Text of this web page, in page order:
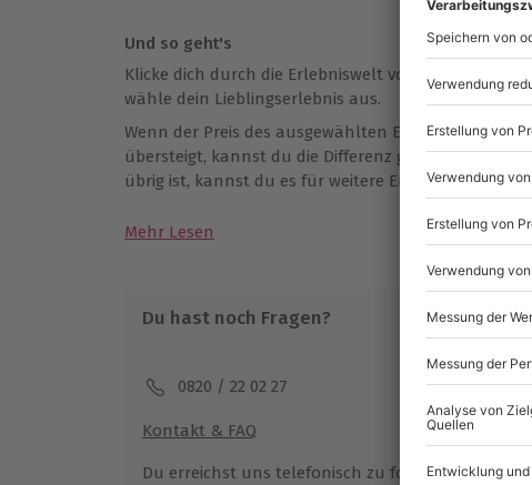
Und so geht's
Klicke dich durch die Erlebniswelt von mydays bei
wähle dein Lieblingserlebnis aus.
Wenn der Preis des ausgewählten Erlebnisses den
übersteigt, kannst du die Differenz ganz einfach
übrig ist, kannst du es für weitere Erlebnisse
Mehr Lesen
Du hast noch Fragen?
0820 / 22 02 27
Kontakt & FAQ
Du erreichst uns telefonisch zu folgenden Zeiten,